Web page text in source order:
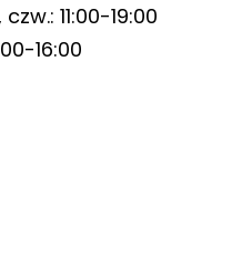
11:00-19:00
16:00